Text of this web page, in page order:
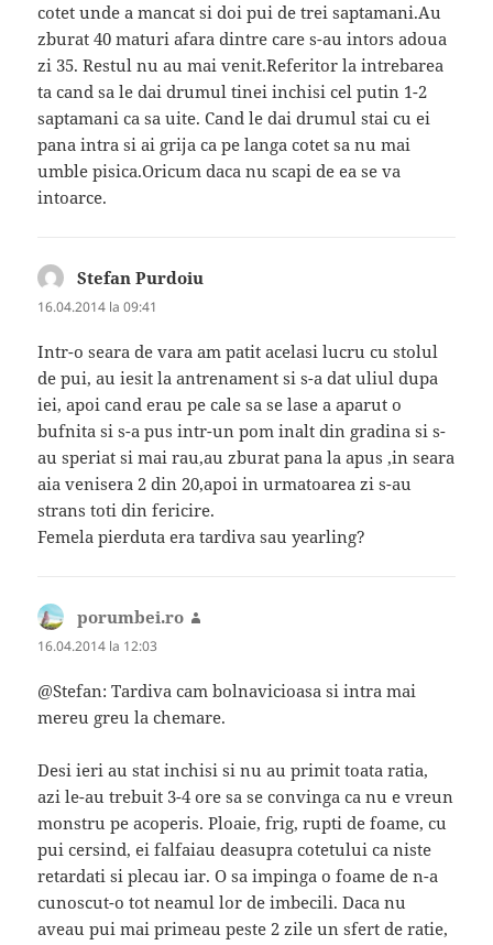
cotet unde a mancat si doi pui de trei saptamani.Au
zburat 40 maturi afara dintre care s-au intors adoua
zi 35. Restul nu au mai venit.Referitor la intrebarea
ta cand sa le dai drumul tinei inchisi cel putin 1-2
saptamani ca sa uite. Cand le dai drumul stai cu ei
pana intra si ai grija ca pe langa cotet sa nu mai
umble pisica.Oricum daca nu scapi de ea se va
intoarce.
Stefan Purdoiu
16.04.2014 la 09:41
Intr-o seara de vara am patit acelasi lucru cu stolul
de pui, au iesit la antrenament si s-a dat uliul dupa
iei, apoi cand erau pe cale sa se lase a aparut o
bufnita si s-a pus intr-un pom inalt din gradina si s-
au speriat si mai rau,au zburat pana la apus ,in seara
aia venisera 2 din 20,apoi in urmatoarea zi s-au
strans toti din fericire.
Femela pierduta era tardiva sau yearling?
porumbei.ro
16.04.2014 la 12:03
@Stefan: Tardiva cam bolnavicioasa si intra mai
mereu greu la chemare.
Desi ieri au stat inchisi si nu au primit toata ratia,
azi le-au trebuit 3-4 ore sa se convinga ca nu e vreun
monstru pe acoperis. Ploaie, frig, rupti de foame, cu
pui cersind, ei falfaiau deasupra cotetului ca niste
retardati si plecau iar. O sa impinga o foame de n-a
cunoscut-o tot neamul lor de imbecili. Daca nu
aveau pui mai primeau peste 2 zile un sfert de ratie,